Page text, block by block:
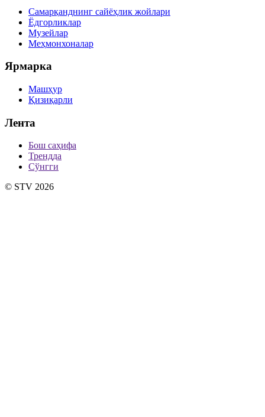
Самарқанднинг сайёҳлик жойлари
Ёдгорликлар
Музейлар
Меҳмонхоналар
Ярмарка
Машҳур
Қизиқарли
Лента
Бош саҳифа
Трендда
Сўнгги
© STV 2026